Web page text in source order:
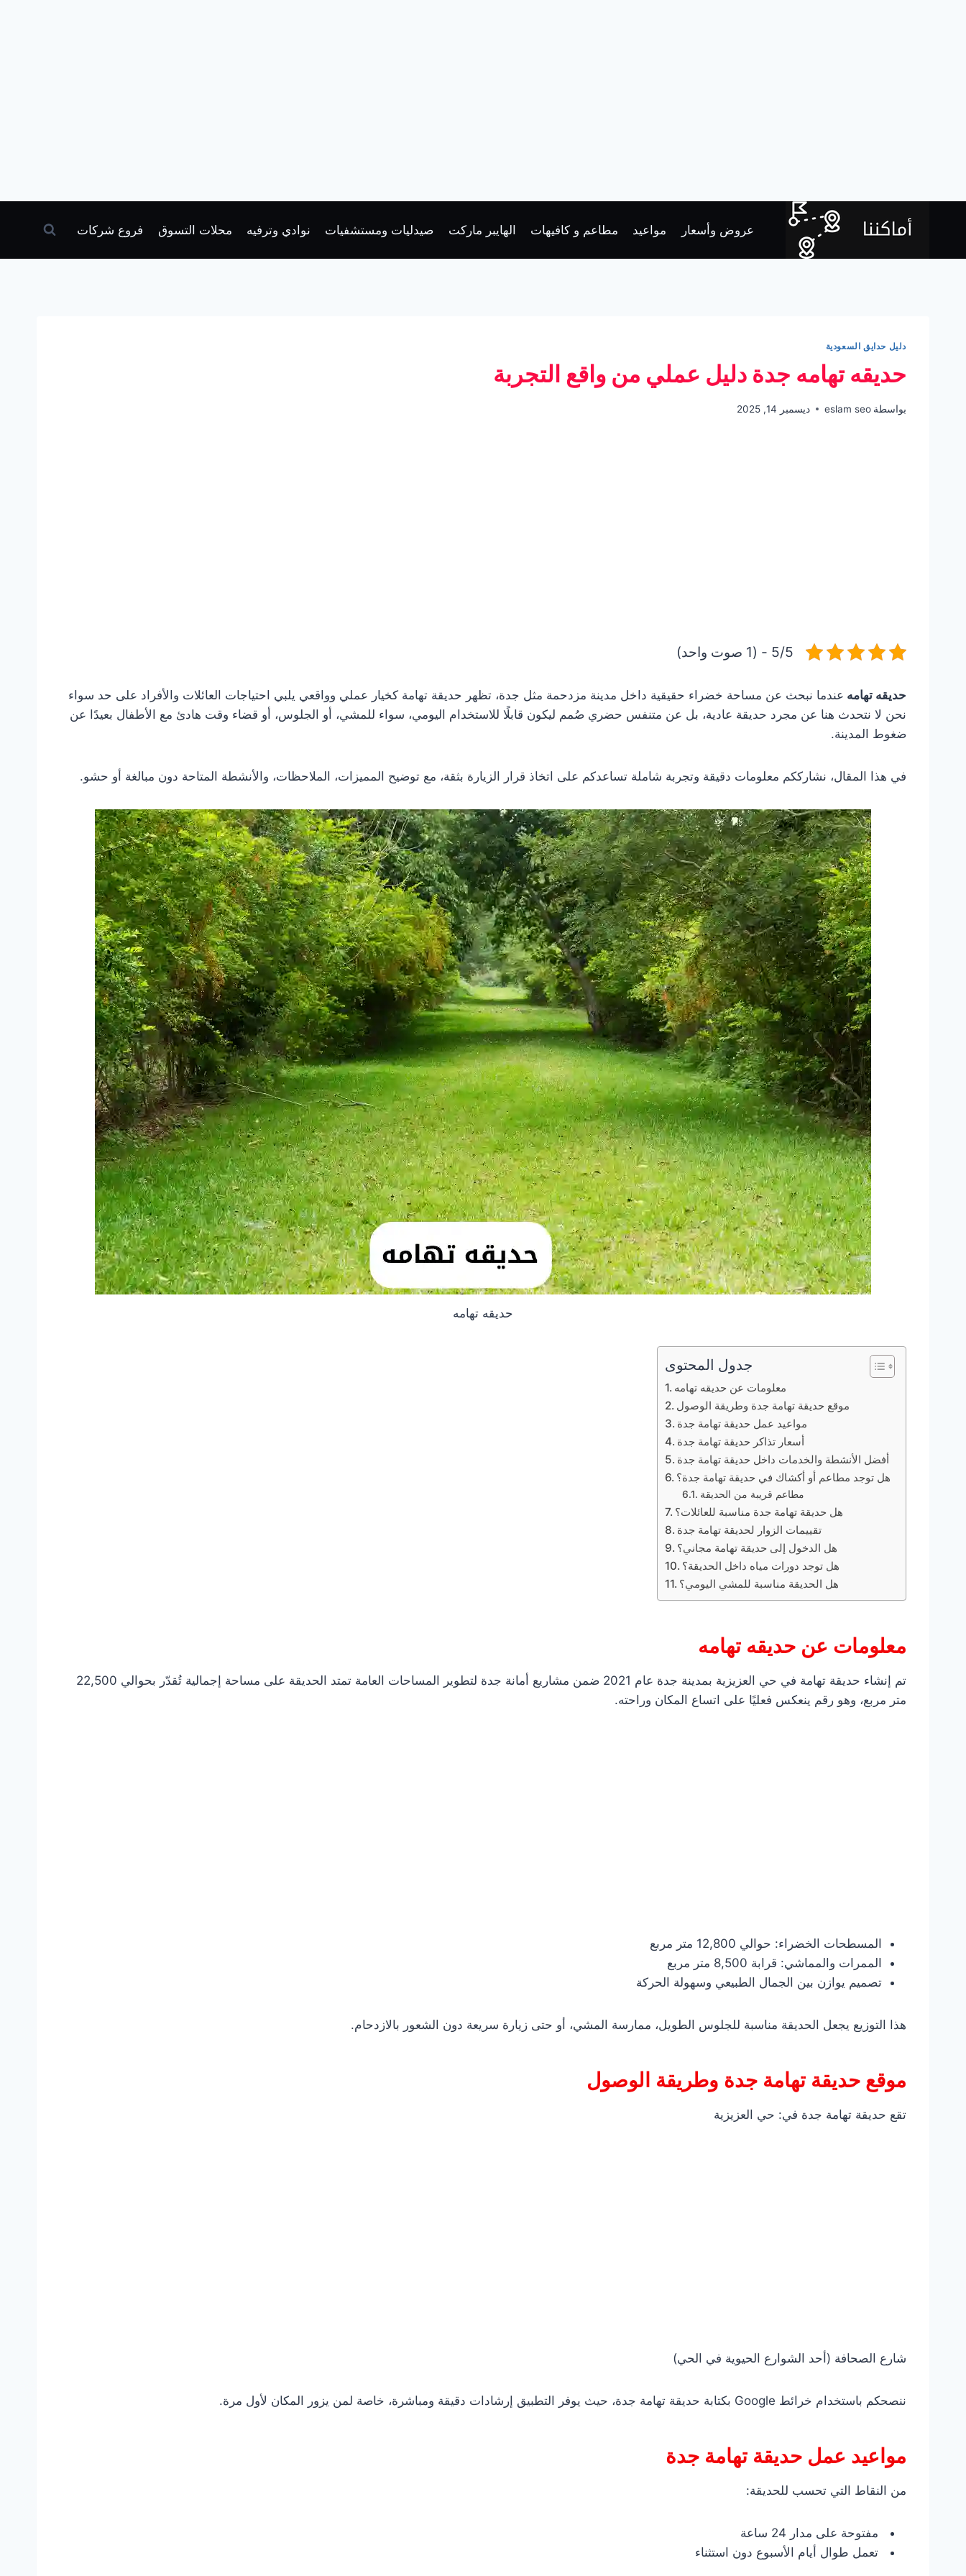
عروض وأسعار مواعيد مطاعم و كافيهات الهايبر ماركت صيدليات ومستشفيات نوادي وترفيه محلات التسوق فروع شركات
دليل حدايق السعودية
حديقه تهامه جدة دليل عملي من واقع التجربة
بواسطة eslam seo ديسمبر 14, 2025
5/5 - (1 صوت واحد)
حديقه تهامه عندما نبحث عن مساحة خضراء حقيقية داخل مدينة مزدحمة مثل جدة، تظهر حديقة تهامة كخيار عملي وواقعي يلبي احتياجات العائلات والأفراد على حد سواء
نحن لا نتحدث هنا عن مجرد حديقة عادية، بل عن متنفس حضري صُمم ليكون قابلًا للاستخدام اليومي، سواء للمشي، أو الجلوس، أو قضاء وقت هادئ مع الأطفال بعيدًا عن
ضغوط المدينة.
في هذا المقال، نشارككم معلومات دقيقة وتجربة شاملة تساعدكم على اتخاذ قرار الزيارة بثقة، مع توضيح المميزات، الملاحظات، والأنشطة المتاحة دون مبالغة أو حشو.
حديقه تهامه
جدول المحتوى
معلومات عن حديقه تهامه
موقع حديقة تهامة جدة وطريقة الوصول
مواعيد عمل حديقة تهامة جدة
أسعار تذاكر حديقة تهامة جدة
أفضل الأنشطة والخدمات داخل حديقة تهامة جدة
هل توجد مطاعم أو أكشاك في حديقة تهامة جدة؟
مطاعم قريبة من الحديقة
هل حديقة تهامة جدة مناسبة للعائلات؟
تقييمات الزوار لحديقة تهامة جدة
هل الدخول إلى حديقة تهامة مجاني؟
هل توجد دورات مياه داخل الحديقة؟
هل الحديقة مناسبة للمشي اليومي؟
معلومات عن حديقه تهامه
تم إنشاء حديقة تهامة في حي العزيزية بمدينة جدة عام 2021 ضمن مشاريع أمانة جدة لتطوير المساحات العامة تمتد الحديقة على مساحة إجمالية تُقدّر بحوالي 22,500
متر مربع، وهو رقم ينعكس فعليًا على اتساع المكان وراحته.
المسطحات الخضراء: حوالي 12,800 متر مربع
الممرات والمماشي: قرابة 8,500 متر مربع
تصميم يوازن بين الجمال الطبيعي وسهولة الحركة
هذا التوزيع يجعل الحديقة مناسبة للجلوس الطويل، ممارسة المشي، أو حتى زيارة سريعة دون الشعور بالازدحام.
موقع حديقة تهامة جدة وطريقة الوصول
تقع حديقة تهامة جدة في: حي العزيزية
شارع الصحافة (أحد الشوارع الحيوية في الحي)
ننصحكم باستخدام خرائط Google بكتابة حديقة تهامة جدة، حيث يوفر التطبيق إرشادات دقيقة ومباشرة، خاصة لمن يزور المكان لأول مرة.
مواعيد عمل حديقة تهامة جدة
من النقاط التي تحسب للحديقة:
مفتوحة على مدار 24 ساعة
تعمل طوال أيام الأسبوع دون استثناء